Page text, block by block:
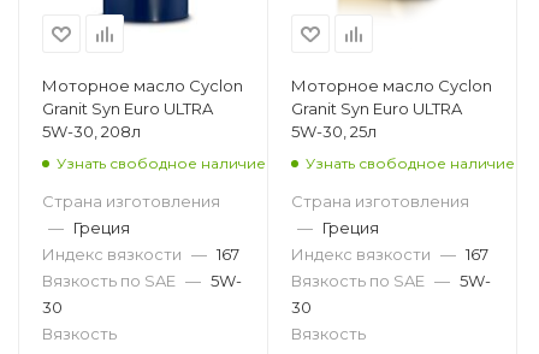
Моторное масло Cyclon
Granit Syn Euro ULTRA
5W-30, 208л
Узнать свободное наличие
Страна изготовления
— Греция
Индекс вязкости — 167
Вязкость по SAE — 5W-
30
Вязкость
Моторное масло Cyclon
Granit Syn Euro ULTRA
5W-30, 25л
Узнать свободное наличие
Страна изготовления
— Греция
Индекс вязкости — 167
Вязкость по SAE — 5W-
30
Вязкость